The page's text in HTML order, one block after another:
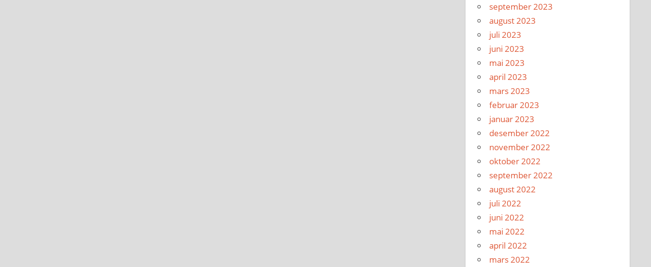
september 2023
august 2023
juli 2023
juni 2023
mai 2023
april 2023
mars 2023
februar 2023
januar 2023
desember 2022
november 2022
oktober 2022
september 2022
august 2022
juli 2022
juni 2022
mai 2022
april 2022
mars 2022